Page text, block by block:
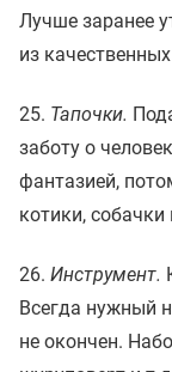
Лучше заранее
из
25. Тапочки.
заботу о
фантазией,
котики,
26. Инструмент.
Всегда нужный
не окончен.